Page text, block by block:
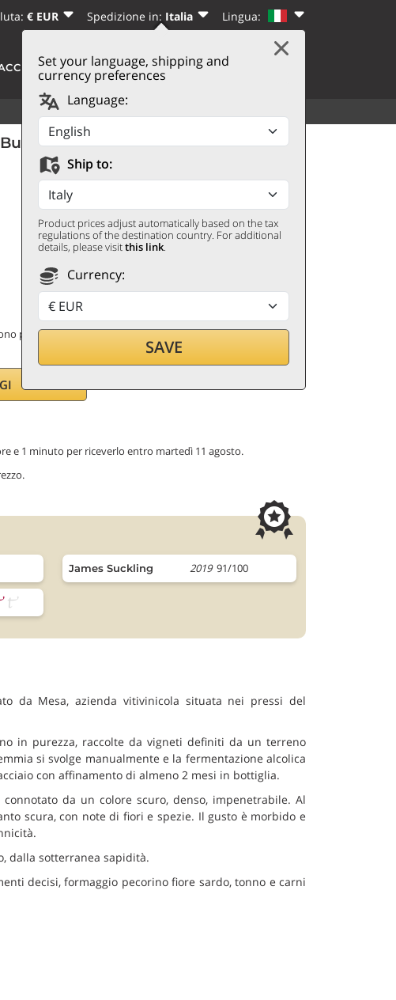
€ EUR Spedizione in: Italia Lingua:
Set your language, shipping and
currency preferences
Language:
Ship to:
Product prices adjust automatically based on the tax
regulations of the destination country. For additional
details, please visitthis link.
Currency:
SAVE
| REGISTRATI CARRELLO
ALTRO
2024 Mesa
parlando con
e 1 minuto per riceverlo entro martedì 11 agosto.
James Suckling 2019 91/100
da Mesa, azienda vitivinicola situata nei pressi del
in purezza, raccolte da vigneti definiti da un terreno
si svolge manualmente e la fermentazione alcolica
con affinamento di almeno 2 mesi in bottiglia.
da un colore scuro, denso, impenetrabile. Al
scura, con note di fiori e spezie. Il gusto è morbido e
dalla sotterranea sapidità.
decisi, formaggio pecorino fiore sardo, tonno e carni